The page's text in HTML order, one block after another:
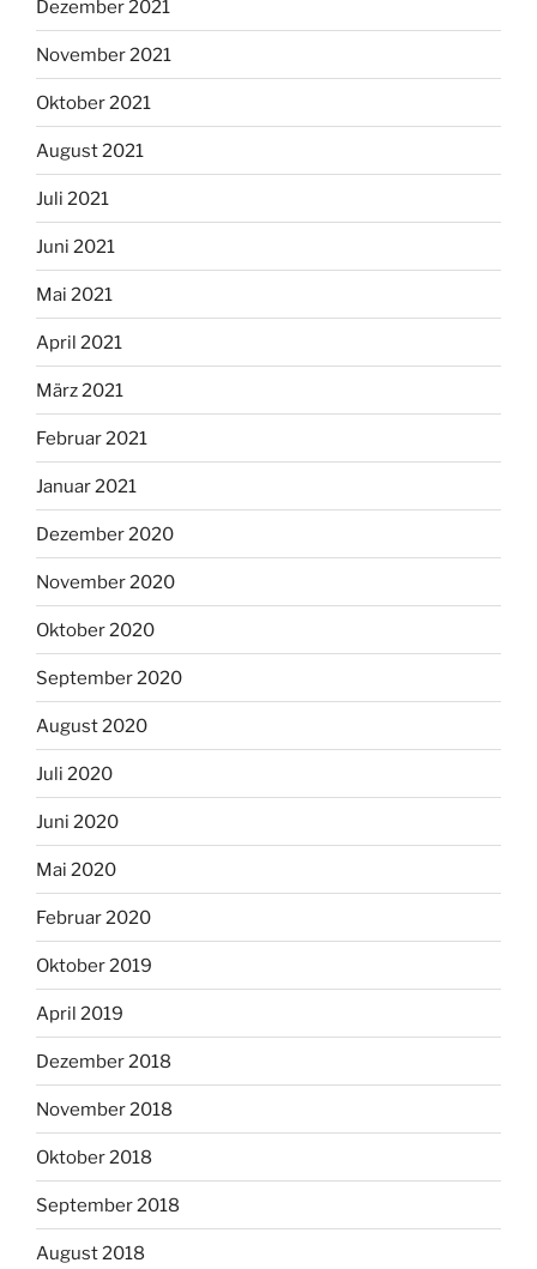
Dezember 2021
November 2021
Oktober 2021
August 2021
Juli 2021
Juni 2021
Mai 2021
April 2021
März 2021
Februar 2021
Januar 2021
Dezember 2020
November 2020
Oktober 2020
September 2020
August 2020
Juli 2020
Juni 2020
Mai 2020
Februar 2020
Oktober 2019
April 2019
Dezember 2018
November 2018
Oktober 2018
September 2018
August 2018